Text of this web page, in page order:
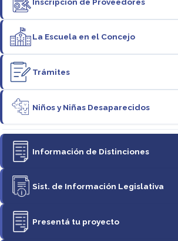
La Escuela en el Concejo
Trámites
Niños y Niñas Desaparecidos
Información de Distinciones
Sist. de Información Legislativa
Presentá tu proyecto